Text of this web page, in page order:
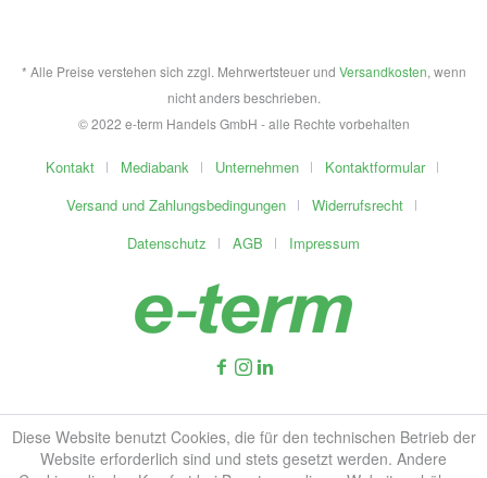
* Alle Preise verstehen sich zzgl. Mehrwertsteuer und Versandkosten, wenn
nicht anders beschrieben.
© 2022 e-term Handels GmbH - alle Rechte vorbehalten
Kontakt Mediabank Unternehmen
Kontaktformular
Versand und Zahlungsbedingungen
Widerrufsrecht
Datenschutz
AGB Impressum
Diese Website benutzt Cookies, die für den technischen Betrieb der
Website erforderlich sind und stets gesetzt werden. Andere